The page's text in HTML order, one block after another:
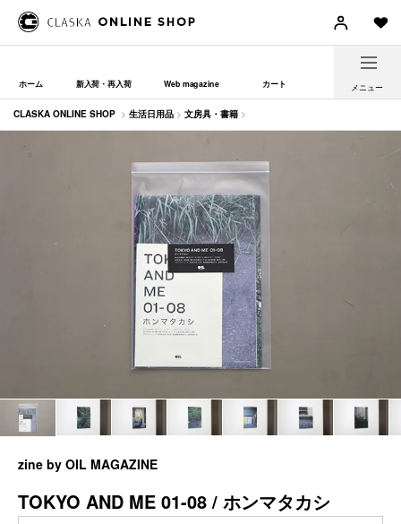
ホーム 新入荷・再入荷 Web magazine カート メニュー
CLASKA ONLINE SHOP > 生活日用品 > 文房具・書籍 >
zine by OIL MAGAZINE
TOKYO AND ME 01-08 / ホンマタカシ